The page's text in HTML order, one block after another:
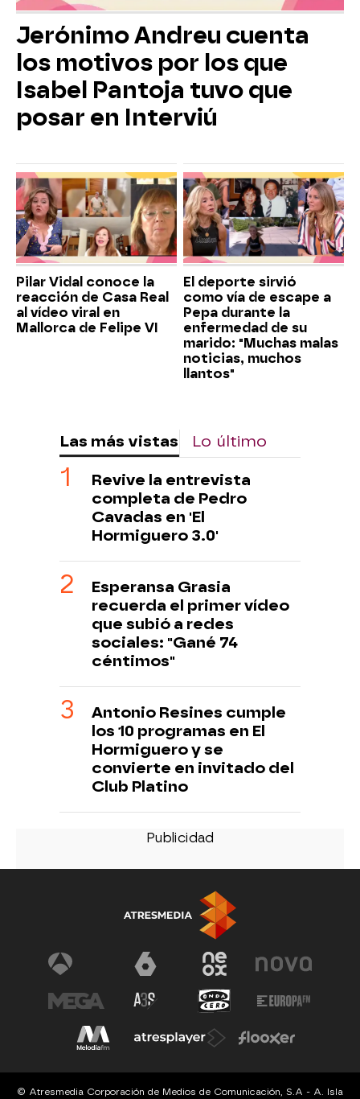
Jerónimo Andreu cuenta
los motivos por los que
Isabel Pantoja tuvo que
posar en Interviú
Pilar Vidal conoce la
reacción de Casa Real
al vídeo viral en
Mallorca de Felipe VI
El deporte sirvió
como vía de escape a
Pepa durante la
enfermedad de su
marido: "Muchas malas
noticias, muchos
llantos"
Las más vistas Lo último
Revive la entrevista
completa de Pedro
Cavadas en 'El
Hormiguero 3.0'
Esperansa Grasia
recuerda el primer vídeo
que subió a redes
sociales: "Gané 74
céntimos"
Antonio Resines cumple
los 10 programas en El
Hormiguero y se
convierte en invitado del
Club Platino
© Atresmedia Corporación de Medios de Comunicación, S.A - A. Isla